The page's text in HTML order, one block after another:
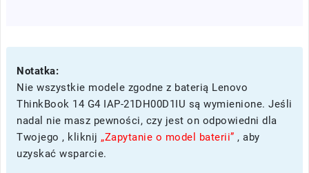
Notatka:
Nie wszystkie modele zgodne z baterią Lenovo
ThinkBook 14 G4 IAP-21DH00D1IU są wymienione. Jeśli
nadal nie masz pewności, czy jest on odpowiedni dla
Twojego , kliknij „Zapytanie o model baterii” , aby
uzyskać wsparcie.